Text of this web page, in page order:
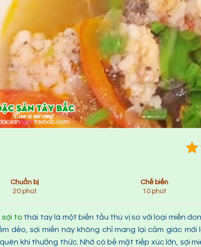
Chuẩn bị
20 phút
Chế biến
10 phút
sợi to thái tay là một biến tấu thú vị so với loại miến
dẻo, sợi miến này không chỉ mang lại cảm giác
khi thưởng thức. Nhờ có bề mặt tiếp xúc lớn, sợi